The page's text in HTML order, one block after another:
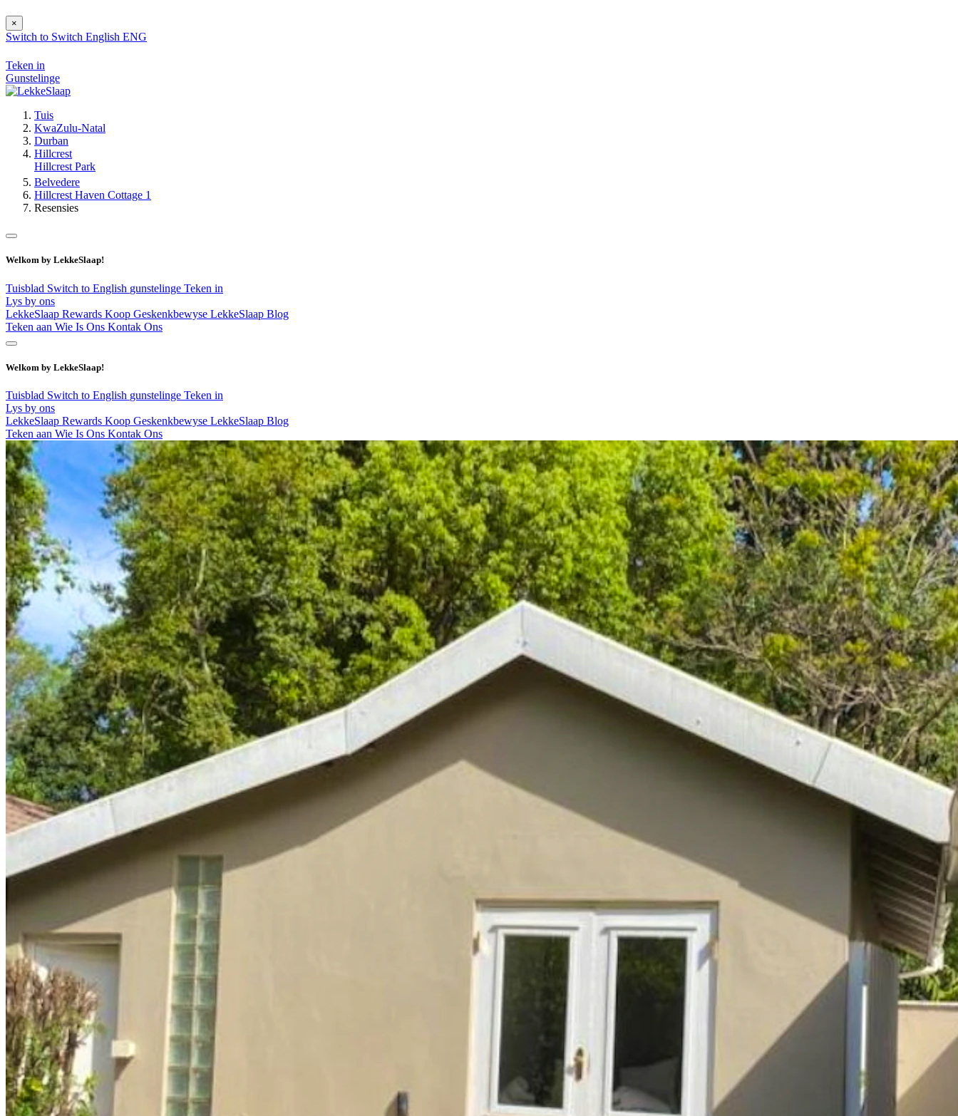
×
Switch to Switch English ENG
Teken in
Gunstelinge
Tuis
KwaZulu-Natal
Durban
Hillcrest
Hillcrest Park
Belvedere
Hillcrest Haven Cottage 1
Resensies
Welkom by LekkeSlaap!
Tuisblad Switch to English gunstelinge Teken in
Lys by ons
LekkeSlaap Rewards Koop Geskenkbewyse LekkeSlaap Blog
Teken aan Wie Is Ons Kontak Ons
Welkom by LekkeSlaap!
Tuisblad Switch to English gunstelinge Teken in
Lys by ons
LekkeSlaap Rewards Koop Geskenkbewyse LekkeSlaap Blog
Teken aan Wie Is Ons Kontak Ons